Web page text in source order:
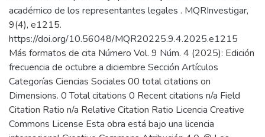
académico de los representantes legales . MQRInvestigar,
9(4), e1215.
https://doi.org/10.56048/MQR20225.9.4.2025.e1215
Más formatos de cita Número Vol. 9 Núm. 4 (2025): Edición
frecuencia de octubre a diciembre Sección Artículos
Categorías Ciencias Sociales 00 total citations on
Dimensions. 0 Total citations 0 Recent citations n/a Field
Citation Ratio n/a Relative Citation Ratio Licencia Creative
Commons License Esta obra está bajo una licencia